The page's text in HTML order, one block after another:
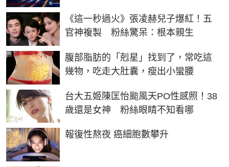
《這一秒過火》張凌赫兒子爆紅！五
官神複製 粉絲驚呆：根本親生
腹部脂肪的「剋星」找到了，常吃這
幾物，吃走大肚囊，瘦出小蠻腰
PR
台大五姬陳匡怡颱風天PO性感照！38
歲還是女神 粉絲眼睛不知看哪
報復性熬夜 癌細胞數攀升
PR